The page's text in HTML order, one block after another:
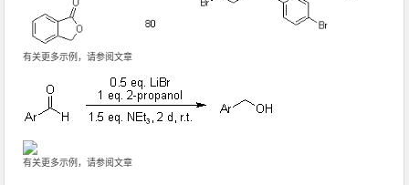
有关更多示例，请参阅文章
有关更多示例，请参阅文章